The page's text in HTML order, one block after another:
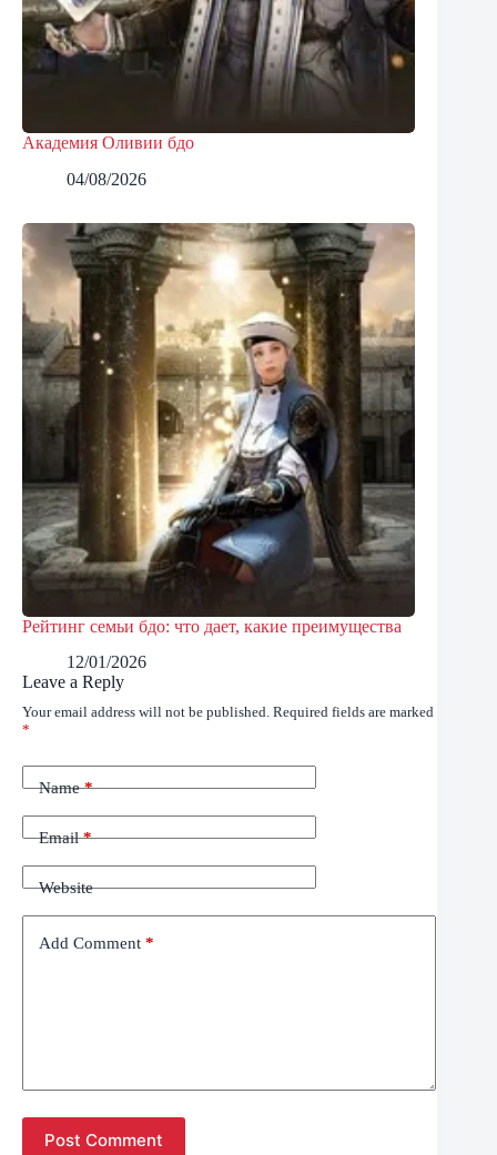
Академия Оливии бдо
04/08/2026
Рейтинг семьи бдо: что дает, какие преимущества
12/01/2026
Leave a Reply
Your email address will not be published. Required fields are marked
*
Name*
Email*
Website
Add Comment *
Post Comment